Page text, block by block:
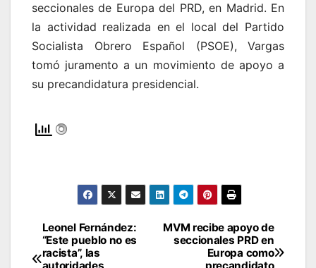
seccionales de Europa del PRD, en Madrid. En
la actividad realizada en el local del Partido
Socialista Obrero Español (PSOE), Vargas
tomó juramento a un movimiento de apoyo a
su precandidatura presidencial.
Navegación
MVM recibe apoyo de
seccionales PRD en
Europa como
Leonel Fernández:
“Este pueblo no es
racista”, las